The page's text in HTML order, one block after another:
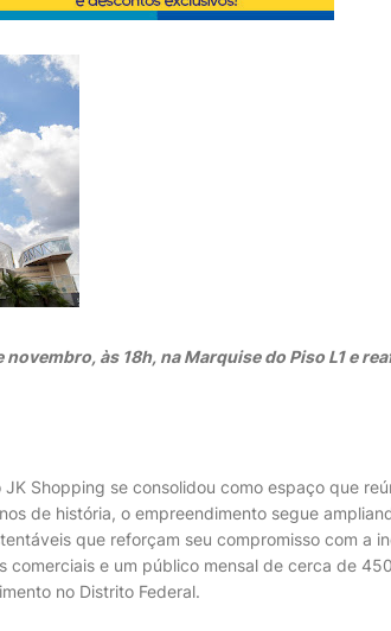
às 18h, na Marquise do Piso L1 e
Shopping se consolidou como espaço que
de história, o empreendimento segue
que reforçam seu compromisso com a
comerciais e um público mensal de cerca de
no Distrito Federal.